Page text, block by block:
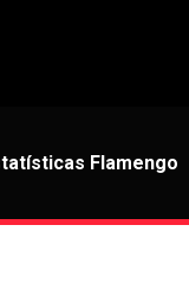
Flamengo